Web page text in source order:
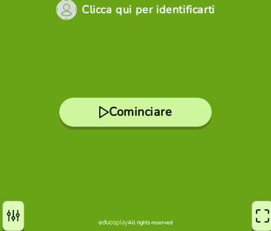
Clicca qui per identificarti
Cominciare
All rights reserved